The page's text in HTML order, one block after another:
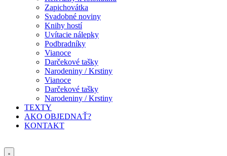
Zapichovátka
Svadobné noviny
Knihy hostí
Uvítacie nálepky
Podbradníky
Vianoce
Darčekové tašky
Narodeniny / Krstiny
Vianoce
Darčekové tašky
Narodeniny / Krstiny
TEXTY
AKO OBJEDNAŤ?
KONTAKT